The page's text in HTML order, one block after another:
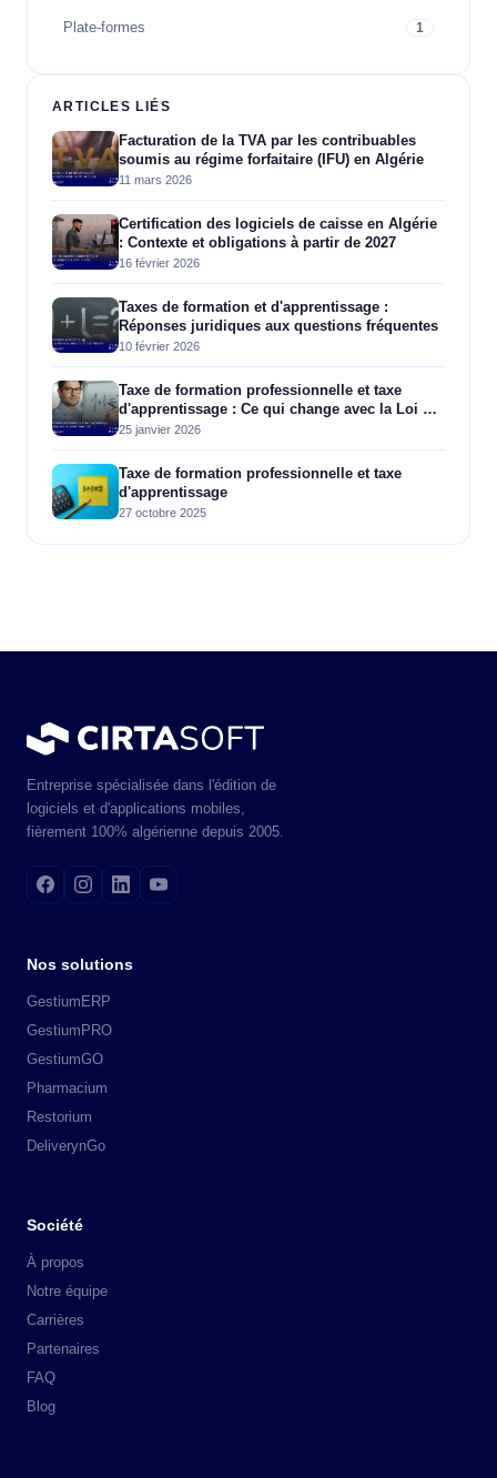
Plate-formes 1
ARTICLES LIÉS
Facturation de la TVA par les contribuables
soumis au régime forfaitaire (IFU) en Algérie
11 mars 2026
Certification des logiciels de caisse en Algérie
: Contexte et obligations à partir de 2027
16 février 2026
Taxes de formation et d'apprentissage :
Réponses juridiques aux questions fréquentes
10 février 2026
Taxe de formation professionnelle et taxe
d'apprentissage : Ce qui change avec la Loi de
finances 2026
25 janvier 2026
Taxe de formation professionnelle et taxe
d'apprentissage
27 octobre 2025
Entreprise spécialisée dans l'édition de
logiciels et d'applications mobiles,
fièrement 100% algérienne depuis 2005.
Nos solutions
GestiumERP
GestiumPRO
GestiumGO
Pharmacium
Restorium
DeliverynGo
Société
À propos
Notre équipe
Carrières
Partenaires
FAQ
Blog